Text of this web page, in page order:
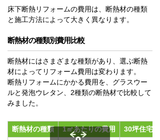
床下断熱リフォームの費用は、断熱材の種類
と施工方法によって大きく異なります。
断熱材の種類別費用比較
断熱材にはさまざまな種類があり、選ぶ断熱
材によってリフォーム費用は変わります。
断熱リフォームにかかる費用を、グラスウー
ルと発泡ウレタン、2種類の断熱材で比較して
みました。
断熱材の種類 1㎡あたりの費用
30坪住宅